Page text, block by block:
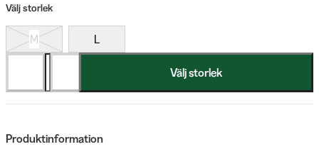
Välj storlek
M L
Välj storlek
Produktinformation